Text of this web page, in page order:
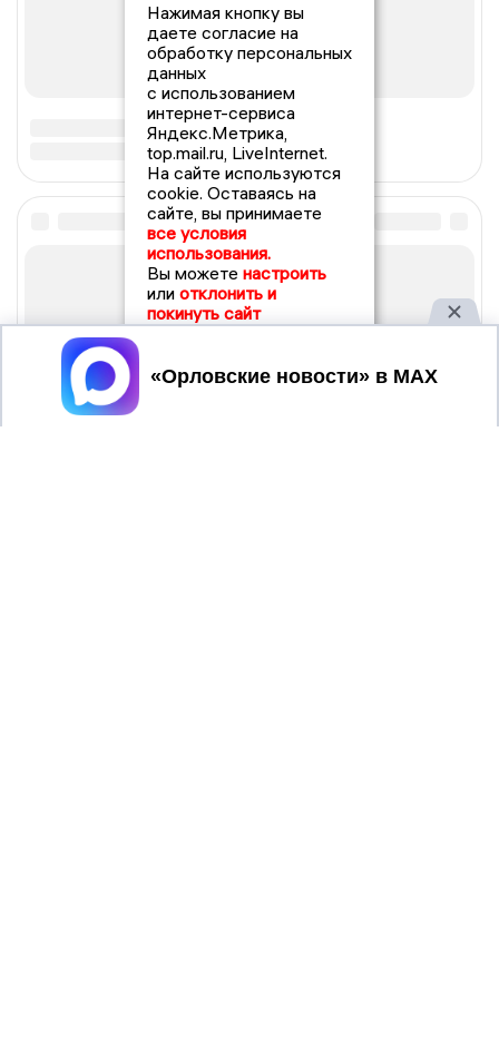
Нажимая кнопку вы
даете согласие на
обработку персональных
данных
с использованием
интернет-сервиса
Яндекс.Метрика,
top.mail.ru, LiveInternet.
На сайте используются
cookie. Оставаясь на
сайте, вы принимаете
все условия
использования.
Вы можете настроить
или отклонить и
покинуть сайт
Принять